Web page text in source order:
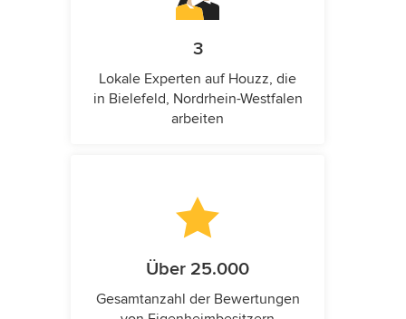
3
Lokale Experten auf Houzz, die
in Bielefeld, Nordrhein-Westfalen
arbeiten
Über 25.000
Gesamtanzahl der Bewertungen